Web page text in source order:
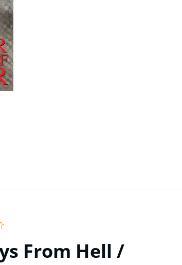
From Hell /